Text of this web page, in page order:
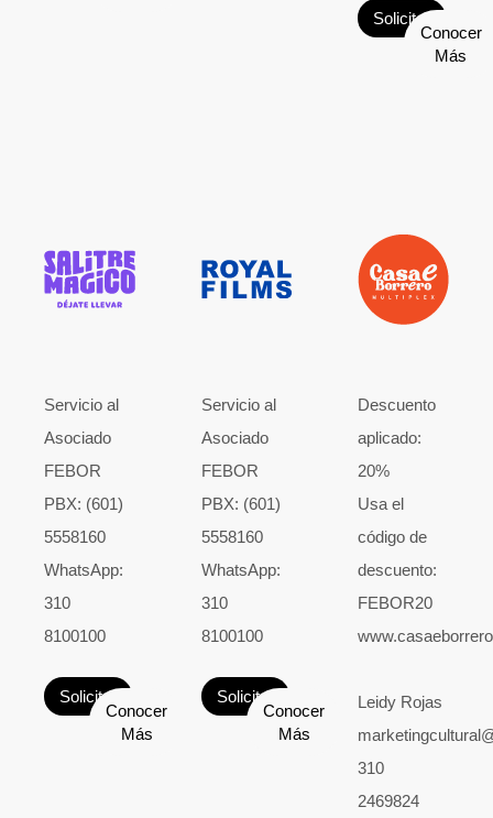
Solicitar
Conocer
Más
Servicio al
Asociado
FEBOR
PBX: (601)
5558160
WhatsApp:
310
8100100
Solicitar
Conocer
Más
Servicio al
Asociado
FEBOR
PBX: (601)
5558160
WhatsApp:
310
8100100
Solicitar
Conocer
Más
Descuento
aplicado:
20%
Usa el
código de
descuento:
FEBOR20
Leidy Rojas
310
2469824